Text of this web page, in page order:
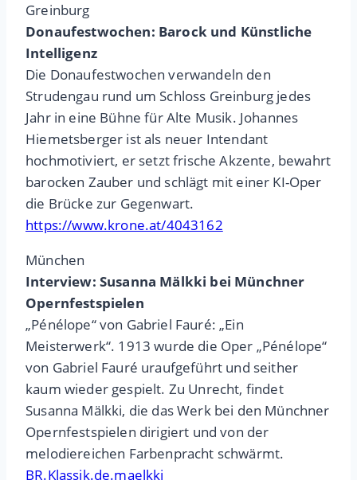
Greinburg
Donaufestwochen: Barock und Künstliche
Intelligenz
Die Donaufestwochen verwandeln den
Strudengau rund um Schloss Greinburg jedes
Jahr in eine Bühne für Alte Musik. Johannes
Hiemetsberger ist als neuer Intendant
hochmotiviert, er setzt frische Akzente, bewahrt
barocken Zauber und schlägt mit einer KI-Oper
die Brücke zur Gegenwart.
https://www.krone.at/4043162
München
Interview: Susanna Mälkki bei Münchner
Opernfestspielen
„Pénélope“ von Gabriel Fauré: „Ein
Meisterwerk“. 1913 wurde die Oper „Pénélope“
von Gabriel Fauré uraufgeführt und seither
kaum wieder gespielt. Zu Unrecht, findet
Susanna Mälkki, die das Werk bei den Münchner
Opernfestspielen dirigiert und von der
melodiereichen Farbenpracht schwärmt.
BR.Klassik.de.maelkki